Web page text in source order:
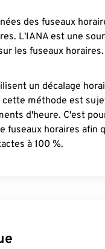
des fuseaux
L'IANA est une
les fuseaux horaires.
un décalage
cette méthode est
d'heure. C'est
fuseaux horaires afin
à 100 %.